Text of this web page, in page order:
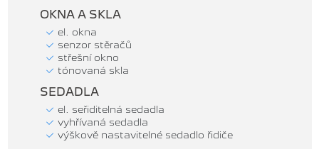
OKNA A SKLA
el. okna
senzor stěračů
střešní okno
tónovaná skla
SEDADLA
el. seřiditelná sedadla
vyhřívaná sedadla
výškově nastavitelné sedadlo řidiče